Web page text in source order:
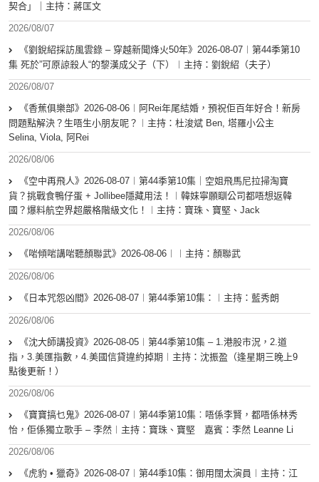
契合」｜主持：蔣匡文
2026/08/07
《劉銳紹採訪風雲錄 – 穿越新聞烽火50年》2026-08-07︱第44季第10
集 死於”可原諒殺人“的黎漢成父子（下）︱主持：劉銳紹（夫子）
2026/08/07
《香蕉俱樂部》2026-08-06︱阿Rei年尾結婚，預祝佢百年好合！新房
問題點解決？生唔生小朋友呢？︱主持：杜浚斌 Ben, 塔羅小公主
Selina, Viola, 阿Rei
2026/08/06
《空中再飛人》2026-08-07︱第44季第10集｜空姐飛馬尼拉掃淘寶
貨？挑戰食鴨仔蛋 + Jollibee隱藏用法！︱韓妹寧願瞓公司都唔想返韓
國？爆料航空界超嚴格階級文化！︱主持：寶珠、寶堅、Jack
2026/08/06
《啱傾啱講啱聽顏聯武》2026-08-06︱︱主持：顏聯武
2026/08/06
《日本咒怨凶間》2026-08-07︱第44季第10集：︱主持：藍秀朗
2026/08/06
《沈大師講投資》2026-08-05︱第44季第10集 – 1.港股市況，2.道
指，3.美匯指數，4.美國信貸違約掉期︱主持：沈振盈（逢星期三晚上9
點後更新！）
2026/08/06
《寶寶搞乜鬼》2026-08-07︱第44季第10集︰唔係李賢，都唔係林秀
怡，佢係獨立歌手 – 李然︱主持：寶珠、寶堅 嘉賓：李然 Leanne Li
2026/08/06
《虎豹 • 獵奇》2026-08-07︱第44季10集：御用闊太演員︱主持：江